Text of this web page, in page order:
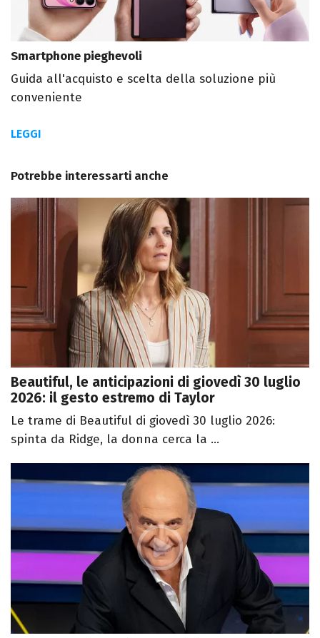
Smartphone pieghevoli
Guida all'acquisto e scelta della soluzione più
conveniente
LEGGI
Potrebbe interessarti anche
Beautiful, le anticipazioni di giovedì 30 luglio
2026: il gesto estremo di Taylor
Le trame di Beautiful di giovedì 30 luglio 2026:
spinta da Ridge, la donna cerca la ...